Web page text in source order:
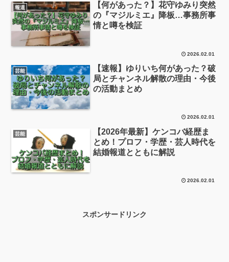
報道
【何があった？】花守ゆみり突然
の『マジルミエ』降板…事務所事
情と噂を検証
2026.02.01
芸能
【速報】ゆりいち何があった？破
局とチャンネル解散の理由・今後
の活動まとめ
2026.02.01
芸能
【2026年最新】ケンコバ経歴ま
とめ！プロフ・学歴・芸人時代を
結婚報道とともに解説
2026.02.01
スポンサードリンク